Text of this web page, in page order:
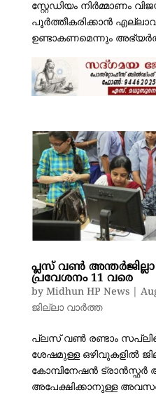
സ്റ്റേഡിയം നിർമ്മാണം
പൂർത്തീകരിക്കാൻ
ഉണ്ടാകണമെന്നും
പ്ലസ് വൺ അന്തർജില്ലാ
പ്രവേശനം 11 വരെ
by Midhun HP News|
ജില്ലാ വാർത്ത
പ്ലസ് വൺ രണ്ടാം
ശേഷമുള്ള ഒഴിവുകളിൽ
കോമ്പിനേഷൻ ട്രാൻസ്ഫർ
അപേക്ഷിക്കാനുള്ള